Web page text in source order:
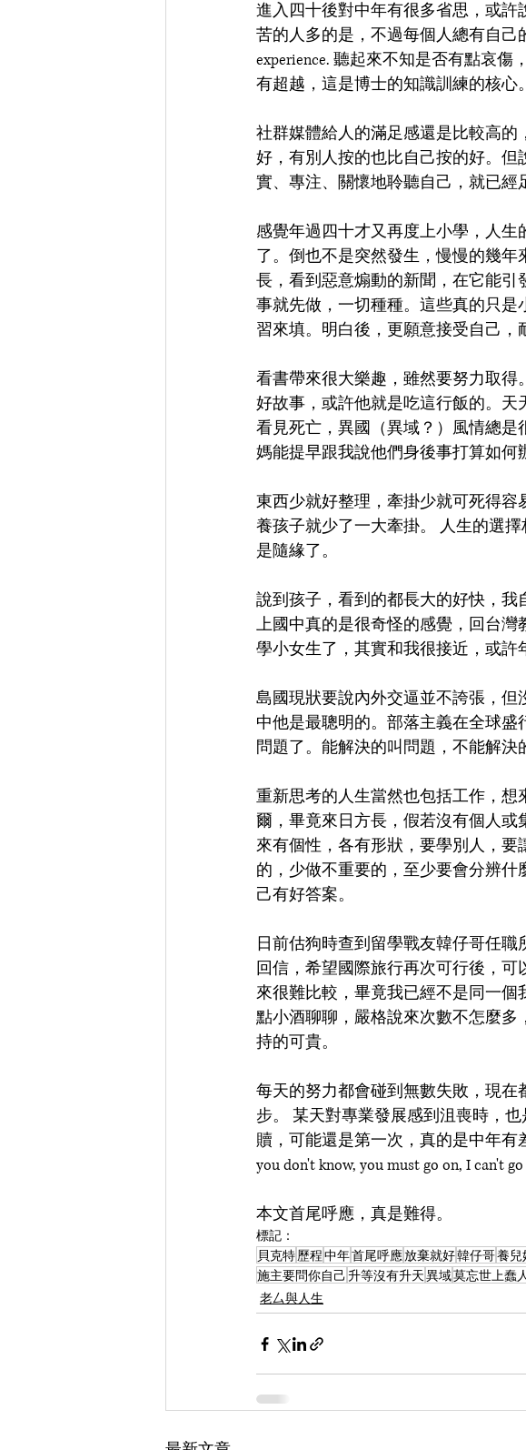
進入四十後對中年有很多省思，或
苦的人多的是，不過每個人總有自己
experience. 聽起來不知是否有點哀
有超越，這是博士的知識訓練的核心。
社群媒體給人的滿足感還是比較高
好，有別人按的也比自己按的好。
實、專注、關懷地聆聽自己，就已經
感覺年過四十才又再度上小學，人
了。倒也不是突然發生，慢慢的幾
長，看到惡意煽動的新聞，在它能
事就先做，一切種種。這些真的只
習來填。明白後，更願意接受自己，
看書帶來很大樂趣，雖然要努力取
好故事，或許他就是吃這行飯的。
看見死亡，異國（異域？）風情總
媽能提早跟我說他們身後事打算如何
東西少就好整理，牽掛少就可死得
養孩子就少了一大牽掛。 人生的選
是隨緣了。
說到孩子，看到的都長大的好快，
上國中真的是很奇怪的感覺，回台
學小女生了，其實和我很接近，或許
島國現狀要說內外交逼並不誇張，
中他是最聰明的。部落主義在全球
問題了。能解決的叫問題，不能解決
重新思考的人生當然也包括工作，
爾，畢竟來日方長，假若沒有個人
來有個性，各有形狀，要學別人，
的，少做不重要的，至少要會分辨
己有好答案。
日前估狗時查到留學戰友韓仔哥任
回信，希望國際旅行再次可行後，
來很難比較，畢竟我已經不是同一
點小酒聊聊，嚴格說來次數不怎麼
持的可貴。
每天的努力都會碰到無數失敗，現在
步。 某天對專業發展感到沮喪時，
贖，可能還是第一次，真的是中年有差
you don't know, you must go on, I can't
本文首尾呼應，真是難得。
標記：
貝克特歷程中年首尾呼應放棄就好韓仔哥養兒
施主要問你自己升等沒有升天異域莫忘世上蠢
老厶與人生